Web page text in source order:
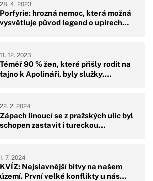
Porfyrie: hrozná nemoc, která možná
vysvětluje původ legend o upírech…
28. 4. 2023
Téměř 90 % žen, které přišly rodit na
tajno k Apolináři, byly služky.…
11. 12. 2023
Zápach linoucí se z pražských ulic byl
schopen zastavit i tureckou…
22. 2. 2024
KVÍZ: Nejslavnější bitvy na našem
území. První velké konflikty u nás…
1. 7. 2024